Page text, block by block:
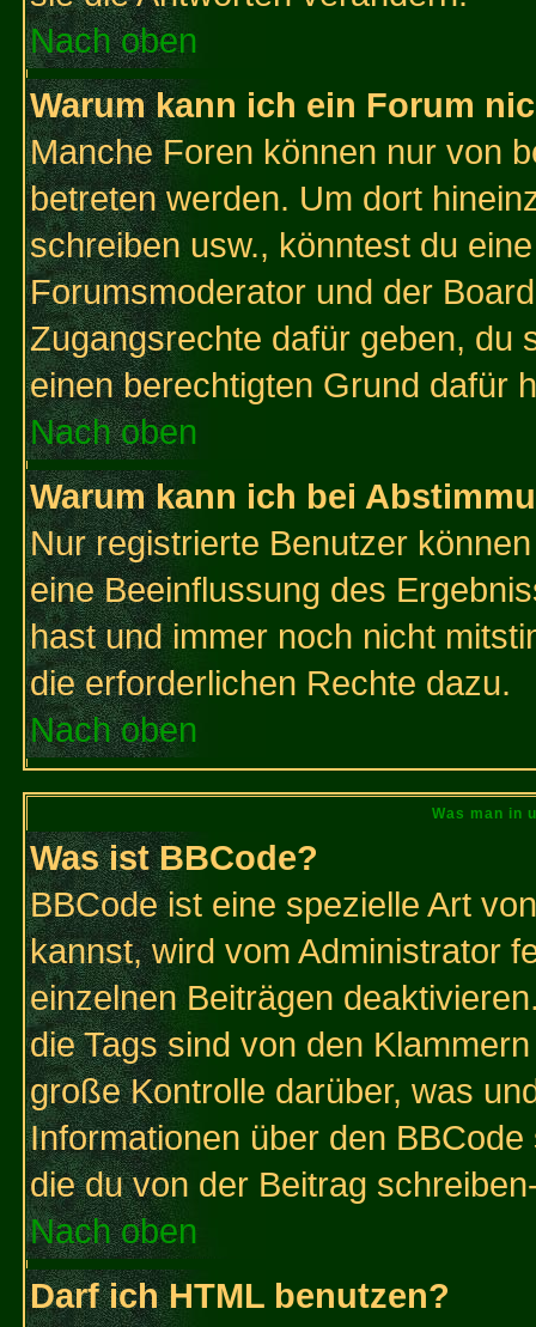
Nach oben
Warum kann ich ein Forum
Manche Foren können nur von
betreten werden. Um dort
schreiben usw., könntest du
Forumsmoderator und der
Zugangsrechte dafür geben, du
einen berechtigten Grund dafür
Nach oben
Warum kann ich bei
Nur registrierte Benutzer
eine Beeinflussung des
hast und immer noch nicht
die erforderlichen Rechte dazu.
Nach oben
Was man in
Was ist BBCode?
BBCode ist eine spezielle Art
kannst, wird vom Administrator
einzelnen Beiträgen
die Tags sind von den
große Kontrolle darüber, was
Informationen über den
die du von der Beitrag
Nach oben
Darf ich HTML benutzen?